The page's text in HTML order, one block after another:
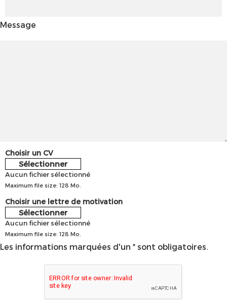
Message
Choisir un CV
Sélectionner
Aucun fichier sélectionné
Maximum file size: 128 Mo.
Choisir une lettre de motivation
Sélectionner
Aucun fichier sélectionné
Maximum file size: 128 Mo.
Les informations marquées d'un * sont obligatoires.